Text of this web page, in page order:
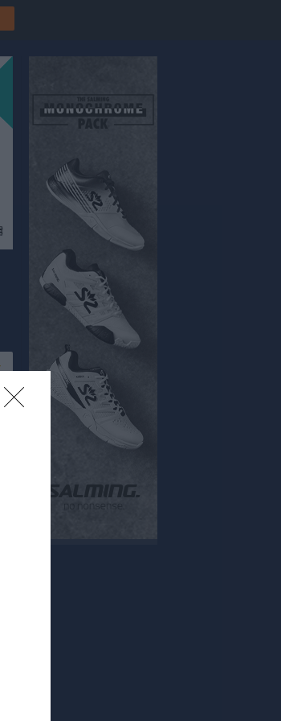
Huvudmeny
Besökarstatistik